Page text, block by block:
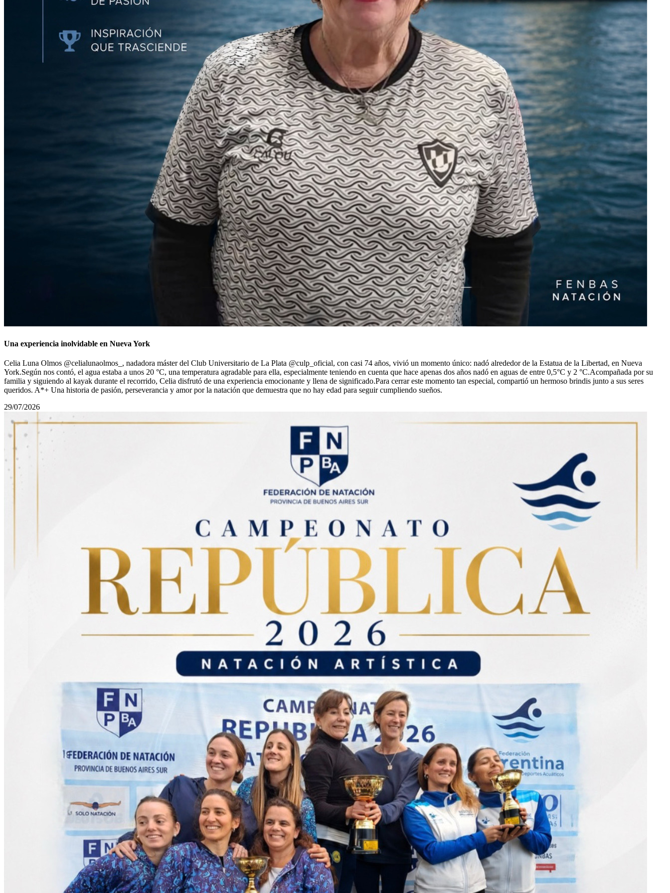
Una experiencia inolvidable en Nueva York
Celia Luna Olmos @celialunaolmos_, nadadora máster del Club Universitario de La Plata @culp_oficial, con casi 74 años, vivió un momento único: nadó alrededor de la Estatua de la Libertad, en Nueva
York.Según nos contó, el agua estaba a unos 20 °C, una temperatura agradable para ella, especialmente teniendo en cuenta que hace apenas dos años nadó en aguas de entre 0,5°С y 2 °C.Acompañada por su
familia y siguiendo al kayak durante el recorrido, Celia disfrutó de una experiencia emocionante y llena de significado.Para cerrar este momento tan especial, compartió un hermoso brindis junto a sus seres
queridos. A*+ Una historia de pasión, perseverancia y amor por la natación que demuestra que no hay edad para seguir cumpliendo sueños.
29/07/2026